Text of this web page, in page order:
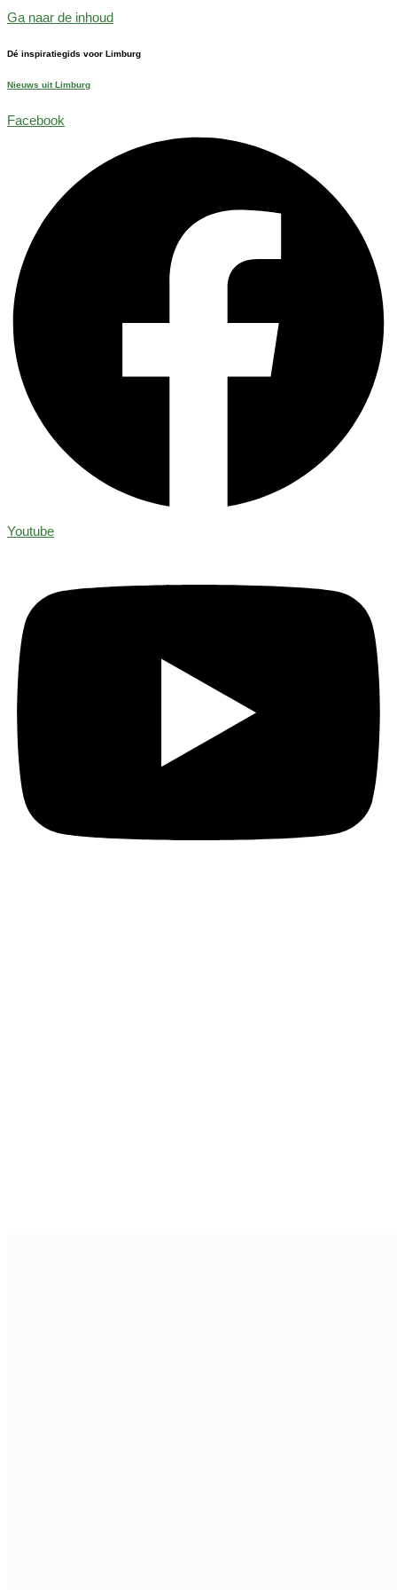
Ga naar de inhoud
Dé inspiratiegids voor Limburg
Nieuws uit Limburg
Facebook
Youtube